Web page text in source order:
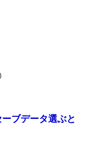
ブデータ選ぶと